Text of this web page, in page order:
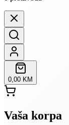
0,00 KM
Vaša korpa